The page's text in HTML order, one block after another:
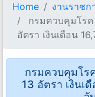
Home
งานราชก
กรมควบคุมโร
อัตรา เงินเดือน
กรมควบคุมโร
13 อัตรา เงินเ